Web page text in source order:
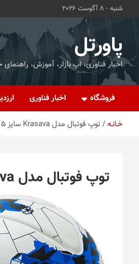
شنبه - 8 آگوست 2026
پاورتل
اخبار فناوری، اپ بازار، آموزش،
فروشگاه اخبار فناوری
خـانـه توپ فوتبال مدل Krasava سایز 5
توپ فوتبال مدل Krasava سایز 5